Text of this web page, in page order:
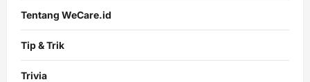
Tentang WeCare.id
Tip & Trik
Trivia